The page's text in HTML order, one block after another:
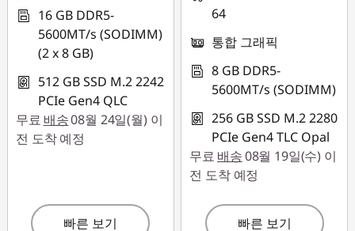
16 GB DDR5-
5600MT/s (SODIMM)
(2 x 8 GB)
512 GB SSD M.2 2242
PCIe Gen4 QLC
무료 배송08월 24일(월) 이
전 도착 예정
빠른 보기
64
통합 그래픽
8 GB DDR5-
5600MT/s (SODIMM)
256 GB SSD M.2 2280
PCIe Gen4 TLC Opal
무료 배송08월 19일(수) 이
전 도착 예정
빠른 보기